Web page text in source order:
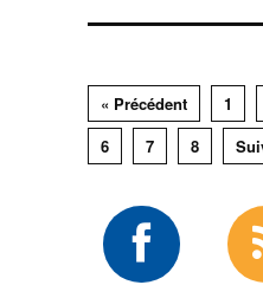
« Précédent 1
6
7 8